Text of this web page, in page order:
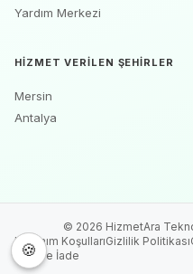
Yardım Merkezi
HIZMET VERILEN ŞEHIRLER
Mersin
Antalya
© 2026 HizmetAra
Kullanım KoşullarıGizlilik Politikası
İptal ve İade
🍪
🍪